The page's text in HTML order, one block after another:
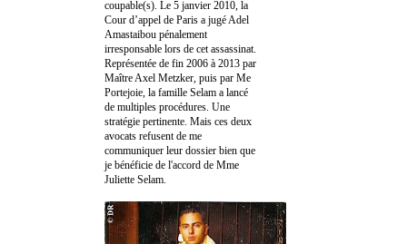
coupable(s). Le 5 janvier 2010, la
Cour d’appel de Paris a jugé Adel
Amastaibou pénalement
irresponsable lors de cet assassinat.
Représentée de fin 2006 à 2013 par
Maître Axel Metzker, puis par Me
Portejoie, la famille Selam a lancé
de multiples procédures. Une
stratégie pertinente. Mais ces deux
avocats refusent de me
communiquer leur dossier bien que
je bénéficie de l'accord de Mme
Juliette Selam.